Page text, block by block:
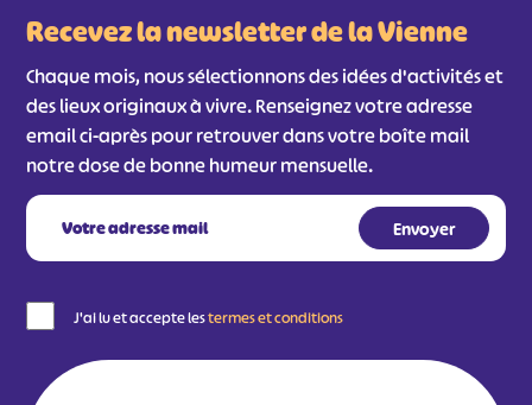
Recevez la newsletter de la Vienne
Chaque mois, nous sélectionnons des idées d'activités et
des lieux originaux à vivre. Renseignez votre adresse
email ci-après pour retrouver dans votre boîte mail
notre dose de bonne humeur mensuelle.
J'ai lu et accepte lestermes et conditions